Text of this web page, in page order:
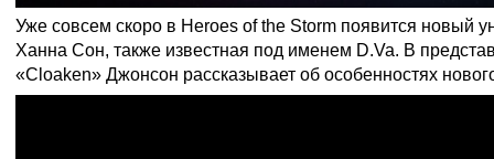
Уже совсем скоро в Heroes of the Storm появится новый
Ханна Сон, также известная под именем D.Va. В
«Cloaken» Джонсон рассказывает об особенностях